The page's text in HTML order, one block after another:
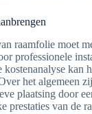
raamfolie moet
professionele
kostenanalyse kan
het algemeen
plaatsing door
prestaties van de